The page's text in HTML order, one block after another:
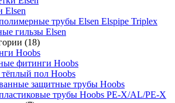
Elsen
трубы Elsen Elspipe Triplex
гильзы Elsen
(18)
Hoobs
фитинги Hoobs
пол Hoobs
защитные трубы Hoobs
трубы Hoobs PE-X/AL/PE-X